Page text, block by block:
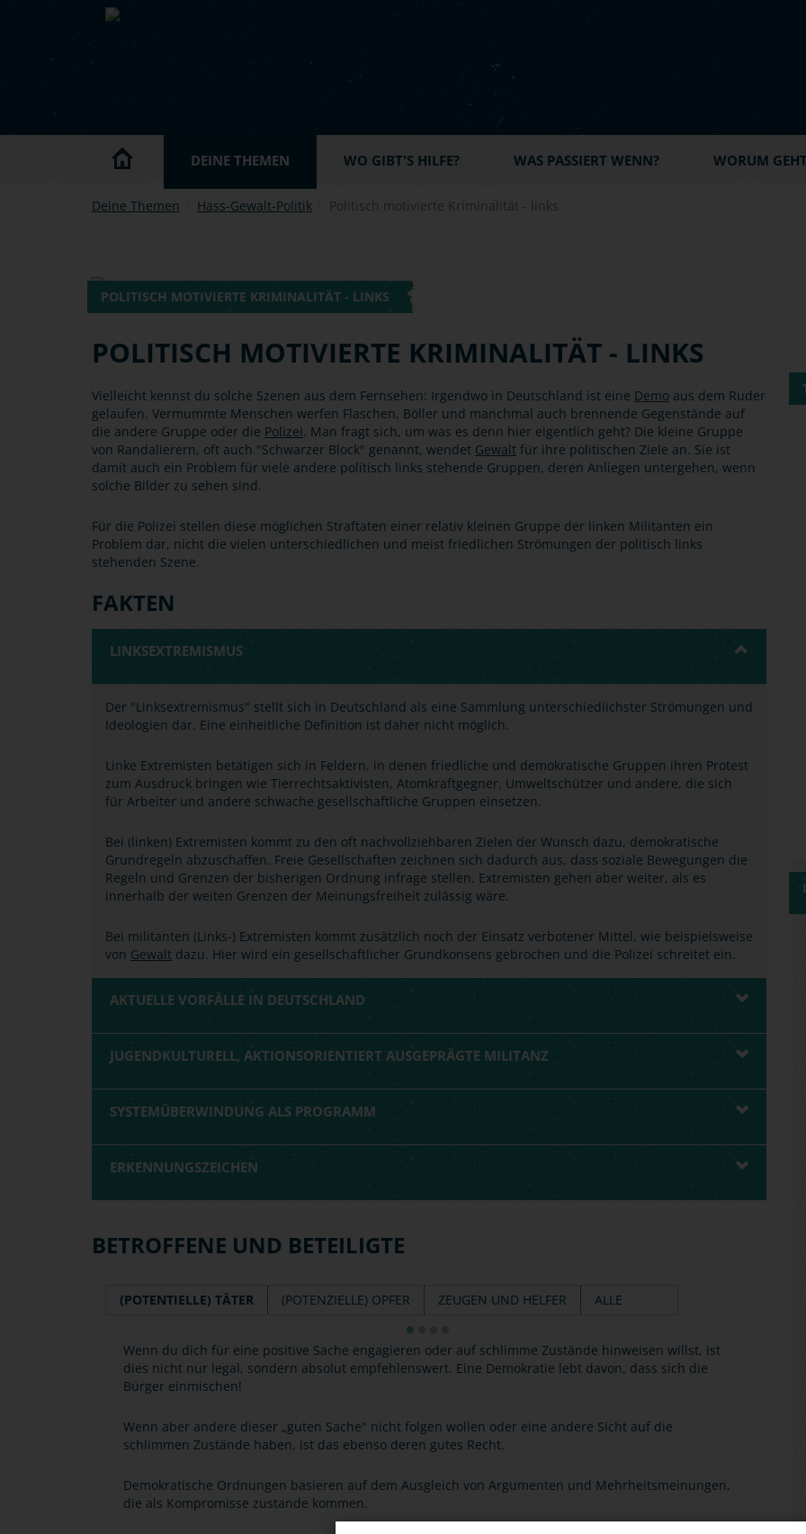
Skip to main content
DEINE THEMEN WO GIBT'S HILFE? WAS PASSIERT WENN? WORUM
Deine Themen Hass-Gewalt-Politik Politisch motivierte Kriminalität - links
POLITISCH MOTIVIERTE KRIMINALITÄT - LINKS
POLITISCH MOTIVIERTE KRIMINALITÄT - LINKS
Vielleicht kennst du solche Szenen aus dem Fernsehen: Irgendwo in Deutschland ist eine Demo aus dem Ruder
gelaufen. Vermummte Menschen werfen Flaschen, Böller und manchmal auch brennende Gegenstände auf
die andere Gruppe oder die Polizei. Man fragt sich, um was es denn hier eigentlich geht? Die kleine Gruppe
von Randalierern, oft auch "Schwarzer Block" genannt, wendet Gewalt für ihre politischen Ziele an. Sie ist
damit auch ein Problem für viele andere politisch links stehende Gruppen, deren Anliegen untergehen, wenn
solche Bilder zu sehen sind.
Für die Polizei stellen diese möglichen Straftaten einer relativ kleinen Gruppe der linken Militanten ein
Problem dar, nicht die vielen unterschiedlichen und meist friedlichen Strömungen der politisch links
stehenden Szene.
FAKTEN
LINKSEXTREMISMUS
Der "Linksextremismus" stellt sich in Deutschland als eine Sammlung unterschiedlichster Strömungen und
Ideologien dar. Eine einheitliche Definition ist daher nicht möglich.
Linke Extremisten betätigen sich in Feldern, in denen friedliche und demokratische Gruppen ihren Protest
zum Ausdruck bringen wie Tierrechtsaktivisten, Atomkraftgegner, Umweltschützer und andere, die sich
für Arbeiter und andere schwache gesellschaftliche Gruppen einsetzen.
Bei (linken) Extremisten kommt zu den oft nachvollziehbaren Zielen der Wunsch dazu, demokratische
Grundregeln abzuschaffen. Freie Gesellschaften zeichnen sich dadurch aus, dass soziale Bewegungen die
Regeln und Grenzen der bisherigen Ordnung infrage stellen. Extremisten gehen aber weiter, als es
innerhalb der weiten Grenzen der Meinungsfreiheit zulässig wäre.
Bei militanten (Links-) Extremisten kommt zusätzlich noch der Einsatz verbotener Mittel, wie beispielsweise
von Gewalt dazu. Hier wird ein gesellschaftlicher Grundkonsens gebrochen und die Polizei schreitet ein.
AKTUELLE VORFÄLLE IN DEUTSCHLAND
JUGENDKULTURELL, AKTIONSORIENTIERT AUSGEPRÄGTE MILITANZ
SYSTEMÜBERWINDUNG ALS PROGRAMM
ERKENNUNGSZEICHEN
BETROFFENE UND BETEILIGTE
(POTENTIELLE) TÄTER (POTENZIELLE) OPFER ZEUGEN UND HELFER ALLE
Wenn du dich für eine positive Sache engagieren oder auf schlimme Zustände hinweisen willst, ist
dies nicht nur legal, sondern absolut empfehlenswert. Eine Demokratie lebt davon, dass sich die
Bürger einmischen!
Wenn aber andere dieser „guten Sache" nicht folgen wollen oder eine andere Sicht auf die
schlimmen Zustände haben, ist das ebenso deren gutes Recht.
Demokratische Ordnungen basieren auf dem Ausgleich von Argumenten und Mehrheitsmeinungen,
die als Kompromisse zustande kommen.